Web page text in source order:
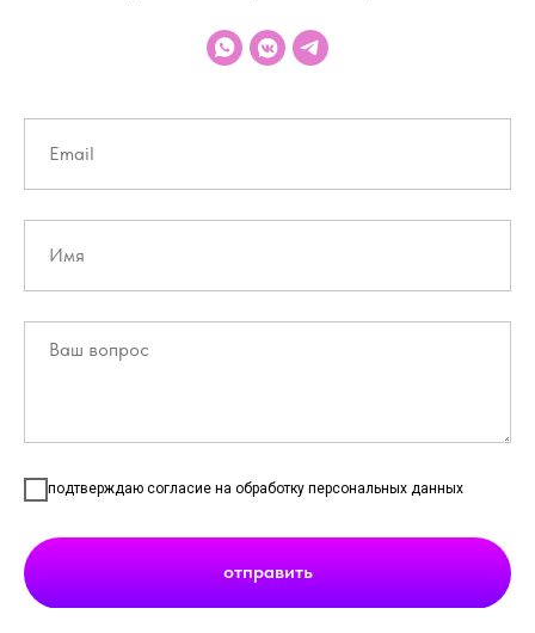
подтверждаю согласие на обработку персональных данных
отправить